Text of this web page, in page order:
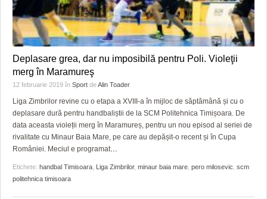
Deplasare grea, dar nu imposibilă pentru Poli. Violeţii
merg în Maramureş
12 februarie 2019 în Sport deAlin Toader
Liga Zimbrilor revine cu o etapa a XVIII-a în mijloc de săptămână și cu o
deplasare dură pentru handbaliștii de la SCM Politehnica Timișoara. De
data aceasta violeții merg în Maramureș, pentru un nou episod al seriei de
rivalitate cu Minaur Baia Mare, pe care au depășit-o recent și în Cupa
României. Meciul e programat
Etichete: handbal Timisoara Liga Zimbrilor, minaur baia mare pero milosevic scm
politehnica timisoara